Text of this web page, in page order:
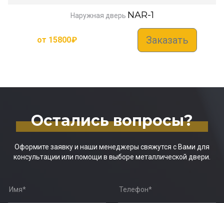
Наружная дверь NAR-1
от 15800₽ Заказать
Остались вопросы?
Оформите заявку и наши менеджеры свяжутся с Вами для
консультации или помощи в выборе металлической двери.